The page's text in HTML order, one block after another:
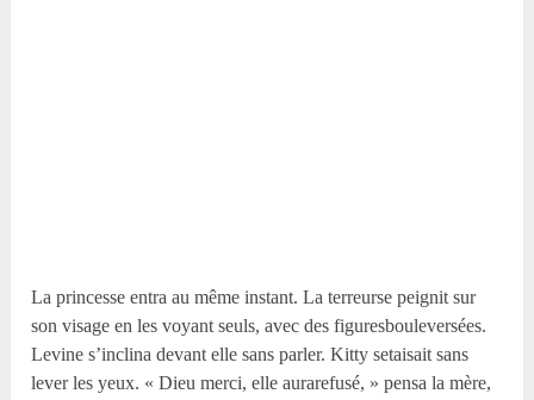
La princesse entra au même instant. La terreurse peignit sur
son visage en les voyant seuls, avec des figuresbouleversées.
Levine s’inclina devant elle sans parler. Kitty setaisait sans
lever les yeux. « Dieu merci, elle aurarefusé, » pensa la mère,